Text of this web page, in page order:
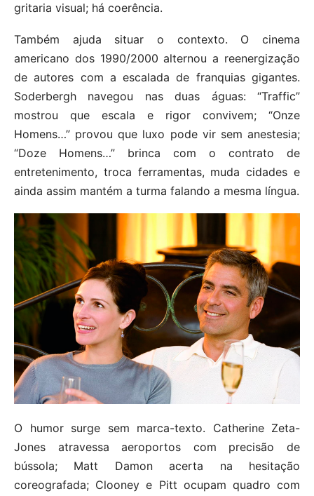
gritaria visual; há coerência.
Também ajuda situar o contexto. O cinema
americano dos 1990/2000 alternou a reenergização
de autores com a escalada de franquias gigantes.
Soderbergh navegou nas duas águas: “Traffic”
mostrou que escala e rigor convivem; “Onze
Homens…” provou que luxo pode vir sem anestesia;
“Doze Homens…” brinca com o contrato de
entretenimento, troca ferramentas, muda cidades e
ainda assim mantém a turma falando a mesma língua.
O humor surge sem marca-texto. Catherine Zeta-
Jones atravessa aeroportos com precisão de
bússola; Matt Damon acerta na hesitação
coreografada; Clooney e Pitt ocupam quadro com